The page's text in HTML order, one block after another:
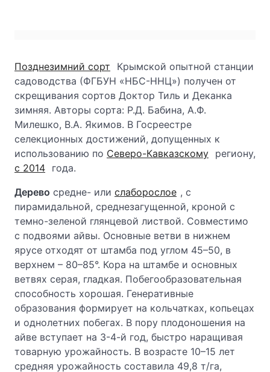
Позднезимний сорт
Крымской опытной станции
садоводства (ФГБУН «НБС-ННЦ») получен от
скрещивания сортов Доктор Тиль и Деканка
зимняя. Авторы сорта: Р.Д. Бабина, А.Ф.
Милешко, В.А. Якимов. В Госреестре
селекционных достижений, допущенных к
использованию по Северо-Кавказскому региону,
с 2014 года.
Дерево средне- или слаборослое , с
пирамидальной, среднезагущенной, кроной с
темно-зеленой глянцевой листвой. Совместимо
с подвоями айвы. Основные ветви в нижнем
ярусе отходят от штамба под углом 45–50, в
верхнем – 80–85°. Кора на штамбе и основных
ветвях серая, гладкая. Побегообразовательная
способность хорошая. Генеративные
образования формирует на кольчатках, копьецах
и однолетних побегах. В пору плодоношения на
айве вступает на 3-4-й год, быстро наращивая
товарную урожайность. В возрасте 10–15 лет
средняя урожайность составила 49,8 т/га,